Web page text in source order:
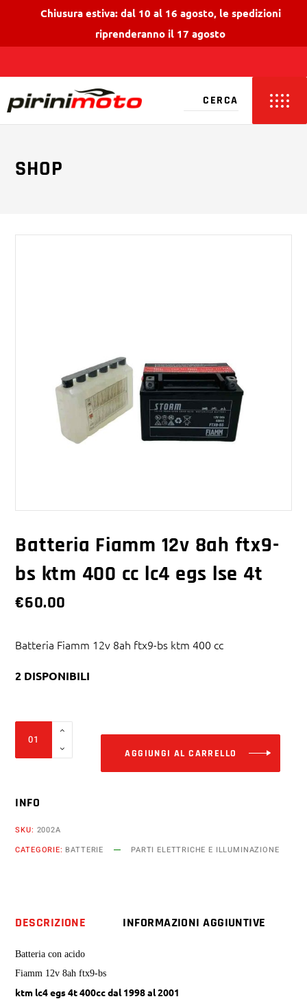
Chiusura estiva: dal 10 al 16 agosto, le spedizioni
riprenderanno il 17 agosto
SHOP
Batteria Fiamm 12v 8ah ftx9-
bs ktm 400 cc lc4 egs lse 4t
€60.00
Batteria Fiamm 12v 8ah ftx9-bs ktm 400 cc
2 DISPONIBILI
Fiamm
ftx9-
4t
quantity
AGGIUNGI AL CARRELLO
INFO
SKU: 2002A
CATEGORIE: BATTERIE PARTI ELETTRICHE E ILLUMINAZIONE
DESCRIZIONE INFORMAZIONI AGGIUNTIVE
Batteria con acido
Fiamm 12v 8ah ftx9-bs
ktm lc4 egs 4t 400cc dal 1998 al 2001